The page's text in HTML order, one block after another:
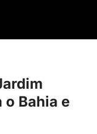
o Bahia e